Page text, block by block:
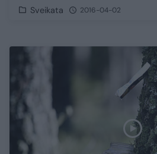
Sveikata 2016-04-02